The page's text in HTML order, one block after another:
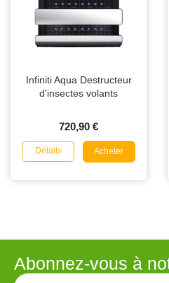
Infiniti Aqua Destructeur
d'insectes volants
720,90 €
Détails Acheter
Abonnez-vous à